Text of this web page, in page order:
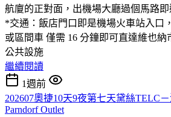
航廈的正對面，出機場大廳過個馬路即
*交通：飯店門口即是機場火車站入口
或區間車 僅需 16 分鐘即可直達維也納
公共設施
繼續閱讀
1週前
202607奧捷10天9夜第七天黛絲TELC
Parndorf Outlet